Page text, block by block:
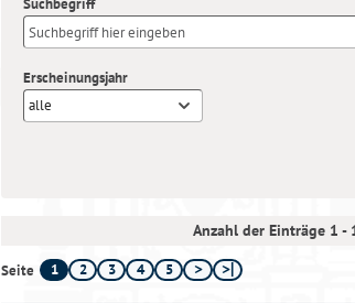
Suchbegriff
Erscheinungsjahr
alle
Anzahl der Einträge 1 -
Seite 1 2 3 4 5